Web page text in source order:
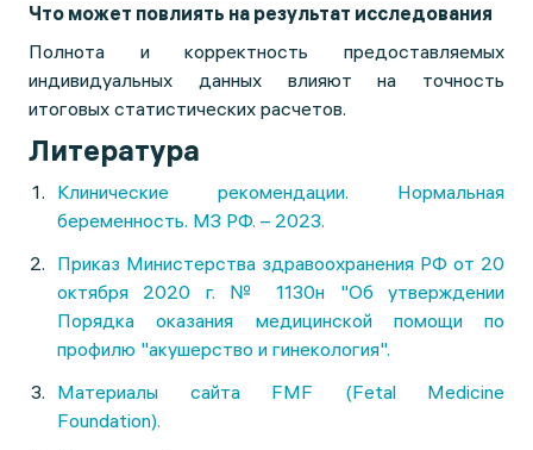
Что может повлиять на результат исследования
Полнота и корректность предоставляемых
индивидуальных данных влияют на точность
итоговых статистических расчетов.
Литература
Клинические рекомендации. Нормальная
беременность. МЗ РФ. – 2023.
Приказ Министерства здравоохранения РФ от 20
октября 2020 г. № 1130н "Об утверждении
Порядка оказания медицинской помощи по
профилю "акушерство и гинекология".
Материалы сайта FMF (Fetal Medicine
Foundation).